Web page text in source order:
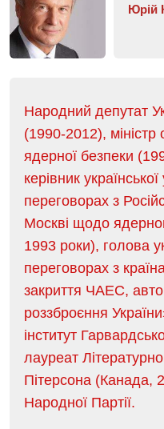
Юрій
Народний депутат
(1990-2012),
ядерної безпеки
керівник
переговорах з
Москві щодо
1993 роки), голова
переговорах з
закриття ЧАЕС,
роззброєння
інститут
лауреат
Пітерсона (Канада,
Народної Партії.